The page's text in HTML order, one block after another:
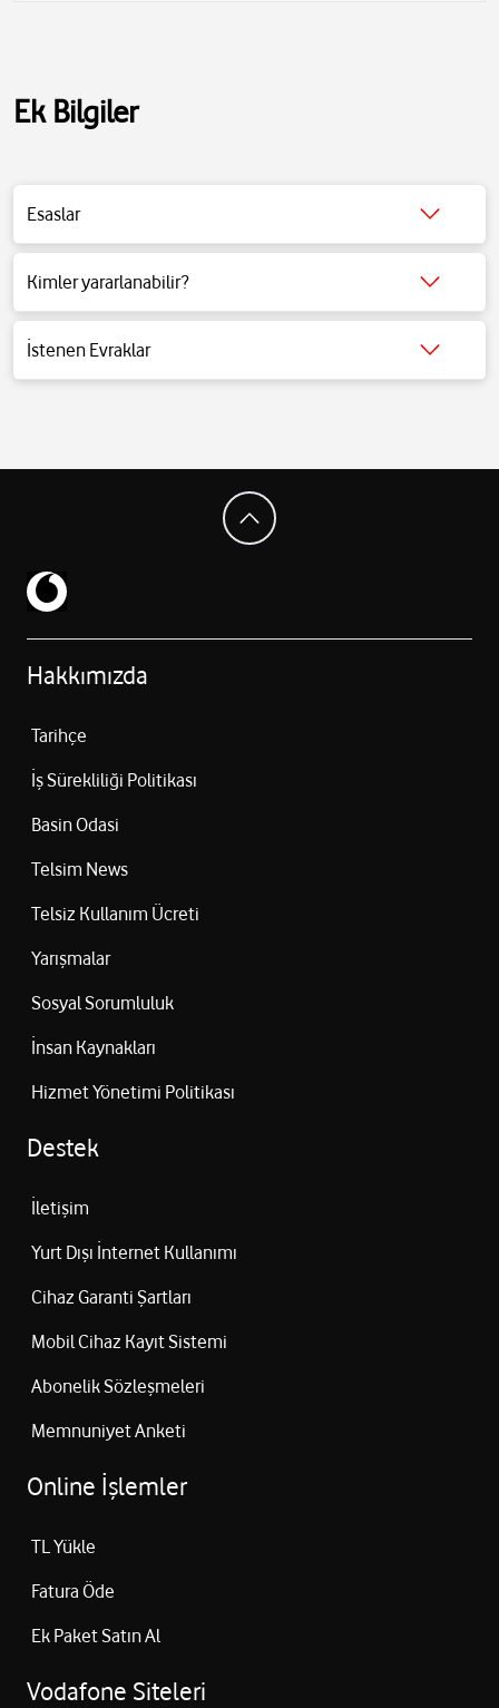
Ek Bilgiler
Esaslar
Detaylı bilgi içintıklayınız.
Kimler yararlanabilir?
Detaylı bilgi içintıklayınız.
İstenen Evraklar
Detaylı bilgi içintıklayınız.
Hakkımızda
Tarihçe
İş Sürekliliği Politikası
Basin Odasi
Telsim News
Telsiz Kullanım Ücreti
Yarışmalar
Sosyal Sorumluluk
İnsan Kaynakları
Hizmet Yönetimi Politikası
Destek
İletişim
Yurt Dışı İnternet Kullanımı
Cihaz Garanti Şartları
Mobil Cihaz Kayıt Sistemi
Abonelik Sözleşmeleri
Memnuniyet Anketi
Online İşlemler
TL Yükle
Fatura Öde
Ek Paket Satın Al
Vodafone Siteleri